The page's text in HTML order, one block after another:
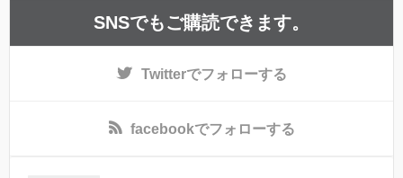
SNSでもご購読できます。
Twitterでフォローする
facebookでフォローする